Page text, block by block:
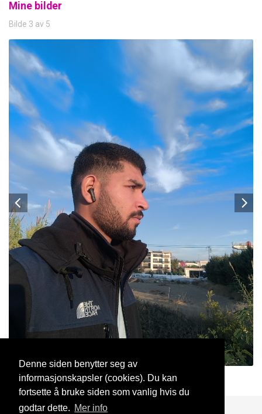
Denne siden benytter seg av
informasjonskapsler (cookies). Du kan
fortsette å bruke siden som vanlig hvis du
godtar dette. Mer info
Mine bilder
Bilde 3 av 5
Ehsan22 9 Jan, 2025
Blogg Support Kontakt oss